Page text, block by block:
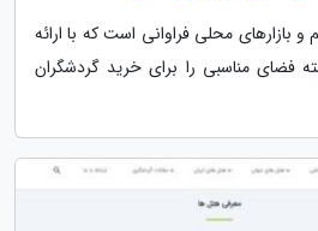
و بازارهای محلی فراوانی است که با ارائه
فضای مناسبی را برای خرید گردشگران